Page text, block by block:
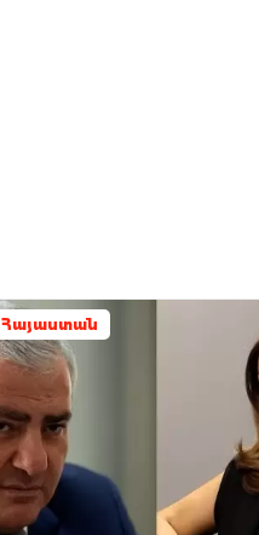
Հայաստան